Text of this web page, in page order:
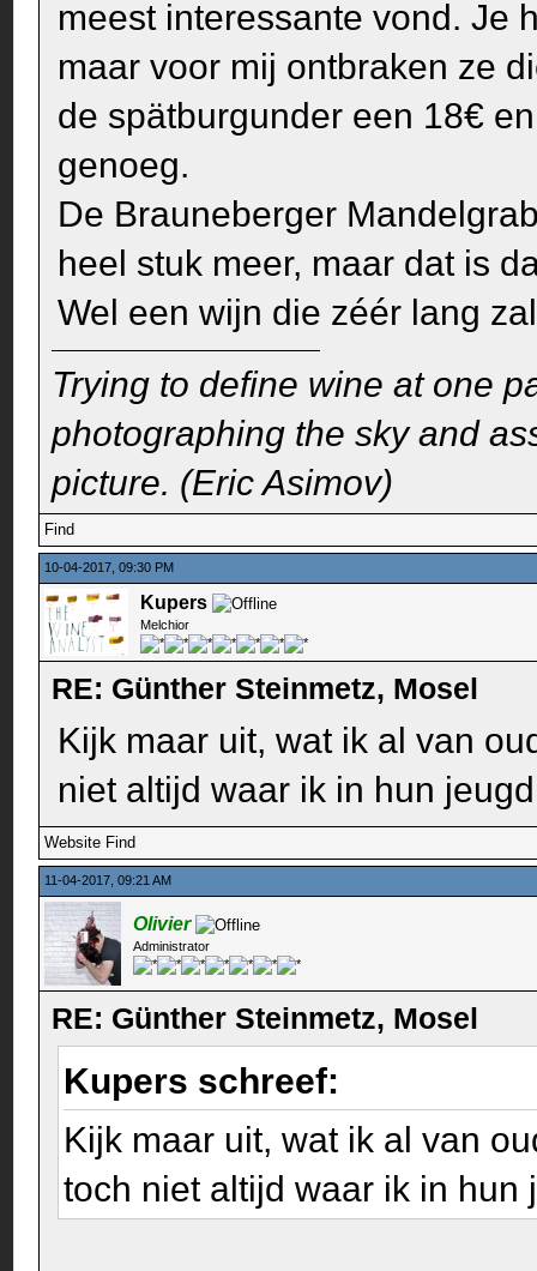
meest interessante vond. Je
maar voor mij ontbraken ze
de spätburgunder een 18€
genoeg.
De Brauneberger
heel stuk meer, maar dat is
Wel een wijn die zéér lang
Trying to define wine at one
photographing the sky and
picture. (Eric Asimov)
Find
10-04-2017, 09:30 PM
Kupers
Melchior
RE: Günther Steinmetz, Mosel
Kijk maar uit, wat ik al van
niet altijd waar ik in hun
Website Find
11-04-2017, 09:21 AM
Olivier
Administrator
RE: Günther Steinmetz, Mosel
Kupers schreef:
Kijk maar uit, wat ik al van
toch niet altijd waar ik in hun